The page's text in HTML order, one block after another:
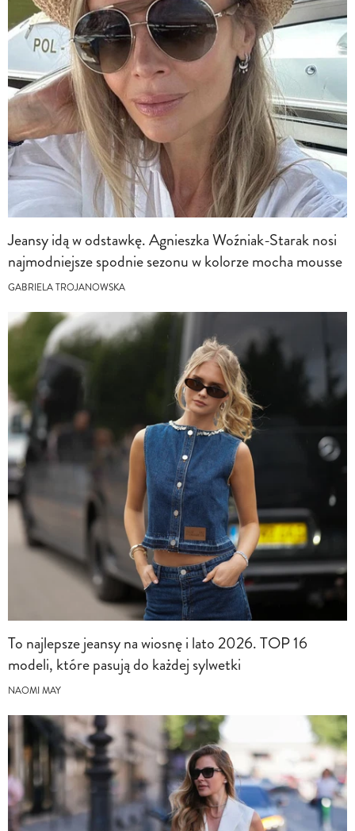
Jeansy idą w odstawkę. Agnieszka Woźniak-Starak nosi
najmodniejsze spodnie sezonu w kolorze mocha mousse
GABRIELA TROJANOWSKA
To najlepsze jeansy na wiosnę i lato 2026. TOP 16
modeli, które pasują do każdej sylwetki
NAOMI MAY